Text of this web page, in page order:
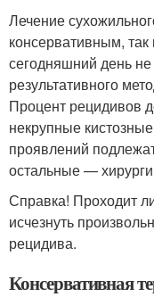
Лечение
консервативным,
сегодняшний день
результативного
Процент рецидивов
некрупные
проявлений
остальные —
Справка! Проходит
исчезнуть
рецидива.
Консервативная